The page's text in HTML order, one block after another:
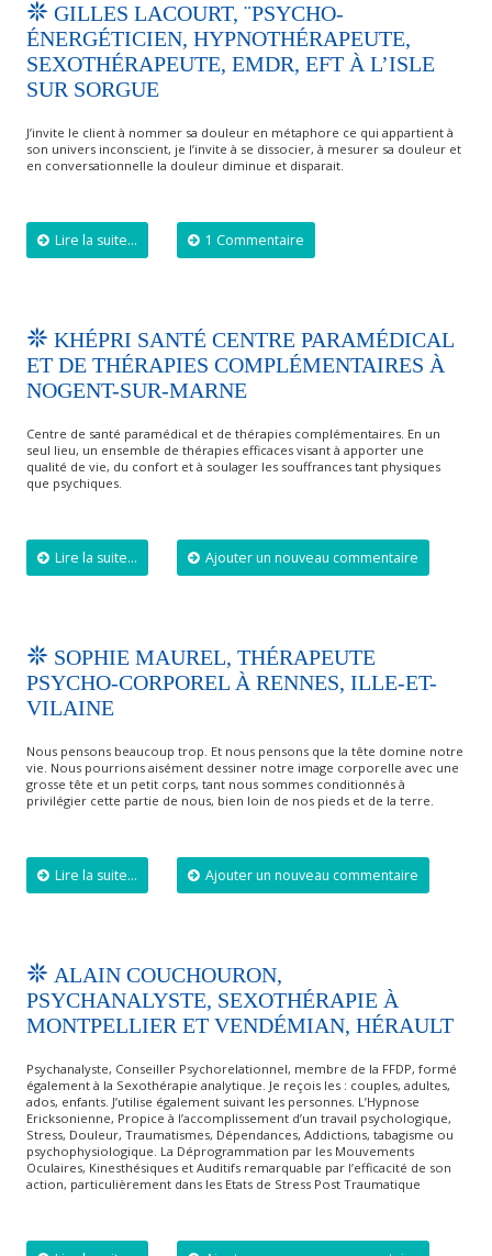
GILLES LACOURT, ¨PSYCHO-
ÉNERGÉTICIEN, HYPNOTHÉRAPEUTE,
SEXOTHÉRAPEUTE, EMDR, EFT À L’ISLE
SUR SORGUE
J’invite le client à nommer sa douleur en métaphore ce qui appartient à
son univers inconscient, je l’invite à se dissocier, à mesurer sa douleur et
en conversationnelle la douleur diminue et disparait.
Lire la suite... 1 Commentaire
KHÉPRI SANTÉ CENTRE PARAMÉDICAL
ET DE THÉRAPIES COMPLÉMENTAIRES À
NOGENT-SUR-MARNE
Centre de santé paramédical et de thérapies complémentaires. En un
seul lieu, un ensemble de thérapies efficaces visant à apporter une
qualité de vie, du confort et à soulager les souffrances tant physiques
que psychiques.
Lire la suite... Ajouter un nouveau commentaire
SOPHIE MAUREL, THÉRAPEUTE
PSYCHO-CORPOREL À RENNES, ILLE-ET-
VILAINE
Nous pensons beaucoup trop. Et nous pensons que la tête domine notre
vie. Nous pourrions aisément dessiner notre image corporelle avec une
grosse tête et un petit corps, tant nous sommes conditionnés à
privilégier cette partie de nous, bien loin de nos pieds et de la terre.
Lire la suite... Ajouter un nouveau commentaire
ALAIN COUCHOURON,
PSYCHANALYSTE, SEXOTHÉRAPIE À
MONTPELLIER ET VENDÉMIAN, HÉRAULT
Psychanalyste, Conseiller Psychorelationnel, membre de la FFDP, formé
également à la Sexothérapie analytique. Je reçois les : couples, adultes,
ados, enfants. J’utilise également suivant les personnes. L’Hypnose
Ericksonienne, Propice à l’accomplissement d’un travail psychologique,
Stress, Douleur, Traumatismes, Dépendances, Addictions, tabagisme ou
psychophysiologique. La Déprogrammation par les Mouvements
Oculaires, Kinesthésiques et Auditifs remarquable par l’efficacité de son
action, particulièrement dans les Etats de Stress Post Traumatique